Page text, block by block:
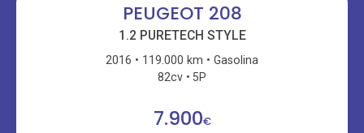
PEUGEOT 208
1.2 PURETECH STYLE
2016 119.000 km
Gasolina
82cv
5P
7.900€